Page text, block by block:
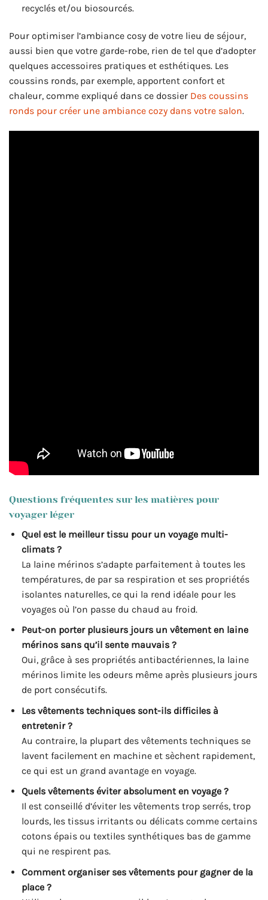
recyclés et/ou biosourcés.
Pour optimiser l’ambiance cosy de votre lieu de séjour,
aussi bien que votre garde-robe, rien de tel que d’adopter
quelques accessoires pratiques et esthétiques. Les
coussins ronds, par exemple, apportent confort et
chaleur, comme expliqué dans ce dossier Des coussins
ronds pour créer une ambiance cozy dans votre salon.
Questions fréquentes sur les matières pour
voyager léger
Quel est le meilleur tissu pour un voyage multi-
climats ?
La laine mérinos s’adapte parfaitement à toutes les
températures, de par sa respiration et ses propriétés
isolantes naturelles, ce qui la rend idéale pour les
voyages où l’on passe du chaud au froid.
Peut-on porter plusieurs jours un vêtement en laine
mérinos sans qu’il sente mauvais ?
Oui, grâce à ses propriétés antibactériennes, la laine
mérinos limite les odeurs même après plusieurs jours
de port consécutifs.
Les vêtements techniques sont-ils difficiles à
entretenir ?
Au contraire, la plupart des vêtements techniques se
lavent facilement en machine et sèchent rapidement,
ce qui est un grand avantage en voyage.
Quels vêtements éviter absolument en voyage ?
Il est conseillé d’éviter les vêtements trop serrés, trop
lourds, les tissus irritants ou délicats comme certains
cotons épais ou textiles synthétiques bas de gamme
qui ne respirent pas.
Comment organiser ses vêtements pour gagner de la
place ?